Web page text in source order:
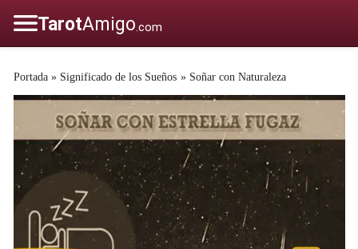
Portada » Significado de los Sueños » Soñar con Naturaleza